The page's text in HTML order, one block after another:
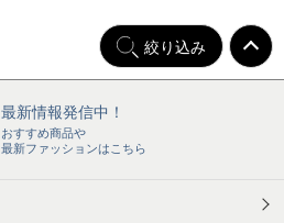
絞り込み
最新情報発信中！
おすすめ商品や
最新ファッションはこちら